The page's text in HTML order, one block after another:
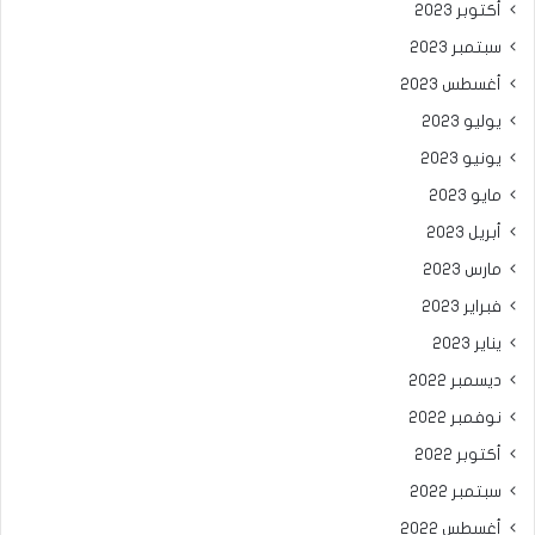
أكتوبر 2023
سبتمبر 2023
أغسطس 2023
يوليو 2023
يونيو 2023
مايو 2023
أبريل 2023
مارس 2023
فبراير 2023
يناير 2023
ديسمبر 2022
نوفمبر 2022
أكتوبر 2022
سبتمبر 2022
أغسطس 2022